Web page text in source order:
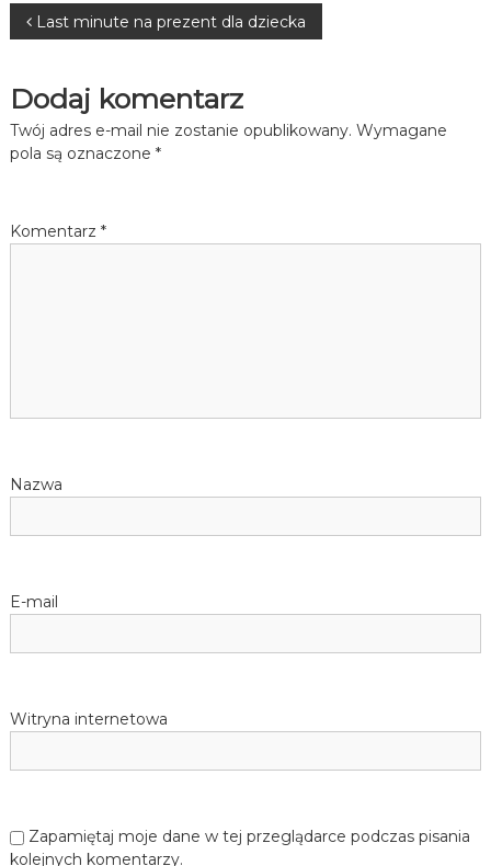
Nawigacja
Last minute na prezent dla dziecka
Dodaj komentarz
Twój adres e-mail nie zostanie opublikowany. Wymagane
pola są oznaczone *
Komentarz *
Nazwa
E-mail
Witryna internetowa
Zapamiętaj moje dane w tej przeglądarce podczas pisania
kolejnych komentarzy.